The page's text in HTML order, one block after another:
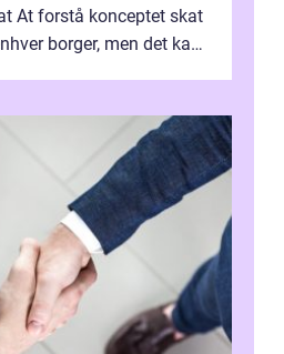
At forstå konceptet skat
borger, men det kan